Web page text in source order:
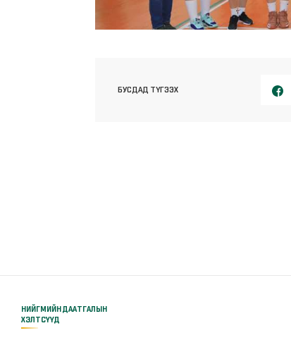
БУСДАД ТҮГЭЭХ
НИЙГМИЙН ДААТГАЛЫН
ХЭЛТСҮҮД